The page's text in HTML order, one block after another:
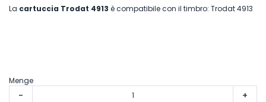
La cartuccia Trodat 4913 è compatibile con il timbro: Trodat 4913
Menge
- +